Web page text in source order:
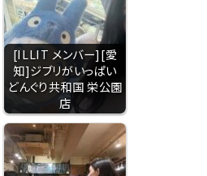
[ILLIT メンバー][愛
知]ジブリがいっぱい
どんぐり共和国 栄公園
店